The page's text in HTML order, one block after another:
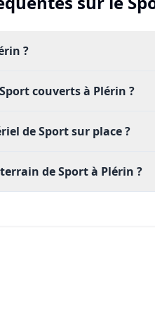
?
couverts à Plérin ?
de Sport sur place ?
de Sport à Plérin ?